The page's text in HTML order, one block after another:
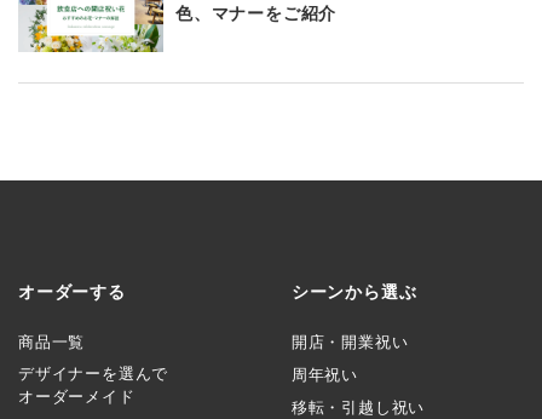
色、マナーをご紹介
オーダーする
商品一覧
デザイナーを選んで
オーダーメイド
シーンから選ぶ
開店・開業祝い
周年祝い
移転・引越し祝い